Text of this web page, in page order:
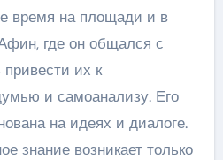
время на площади и в
где он общался с
их к
и самоанализу. Его
на идеях и диалоге.
знание возникает только